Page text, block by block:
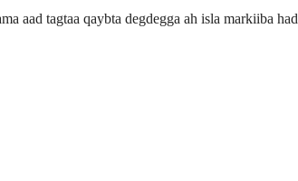
aad tagtaa qaybta degdegga ah isla markiiba